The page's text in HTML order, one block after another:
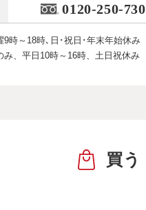
0120-250-730
時～18時､ 日･祝日･年末年始休み
、 平日10時～16時、土日祝休み
買う